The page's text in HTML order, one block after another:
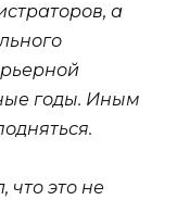
а
годы. Иным
что это не